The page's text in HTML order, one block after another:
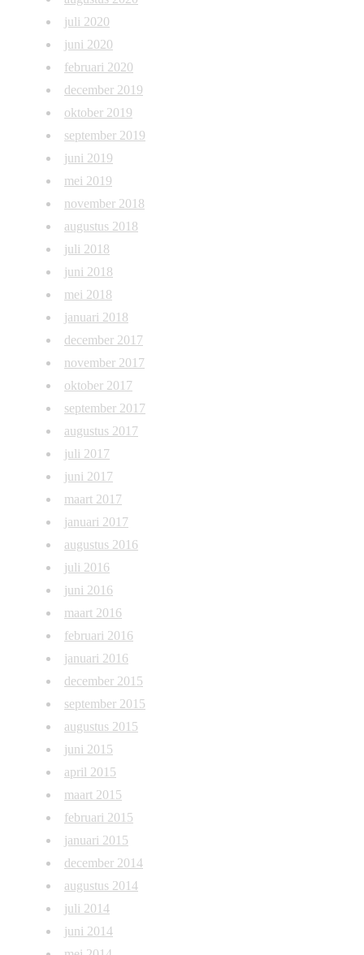
juli 2020
juni 2020
februari 2020
december 2019
oktober 2019
september 2019
juni 2019
mei 2019
november 2018
augustus 2018
juli 2018
juni 2018
mei 2018
januari 2018
december 2017
november 2017
oktober 2017
september 2017
augustus 2017
juli 2017
juni 2017
maart 2017
januari 2017
augustus 2016
juli 2016
juni 2016
maart 2016
februari 2016
januari 2016
december 2015
september 2015
augustus 2015
juni 2015
april 2015
maart 2015
februari 2015
januari 2015
december 2014
augustus 2014
juli 2014
juni 2014